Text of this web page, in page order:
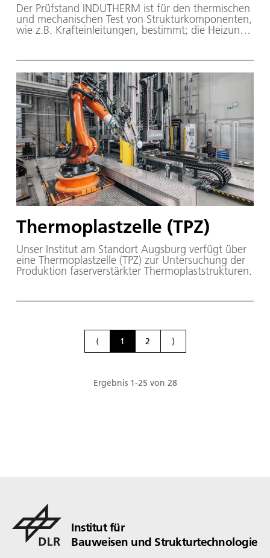
Der Prüfstand INDUTHERM ist für den thermischen
und mechanischen Test von Strukturkomponenten,
wie z.B. Krafteinleitungen, bestimmt; die Heizung
der Prüflinge erfolgt induktiv über ein
homogenes Temperaturfeld mit bis zu 2000 °C
erzeugt.
Thermoplastzelle (TPZ)
Unser Institut am Standort Augsburg verfügt über
eine Thermoplastzelle (TPZ) zur Untersuchung der
Produktion faserverstärkter Thermoplaststrukturen.
⟨ 1 2 ⟩
Ergebnis 1-25 von 28
Institut für
Bauweisen und Strukturtechnologie